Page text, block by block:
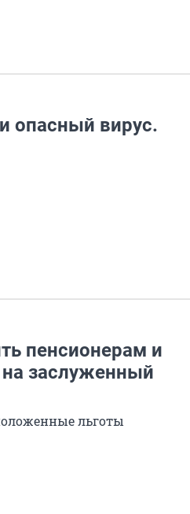
опасный вирус.
пенсионерам и
на заслуженный
льготы